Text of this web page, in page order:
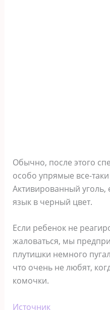
Обычно, после этого
особо упрямые все-
Активированный уголь,
язык в черный цвет.
Если ребенок не
жаловаться, мы
плутишки немного
что очень не любят,
комочки.
Источник